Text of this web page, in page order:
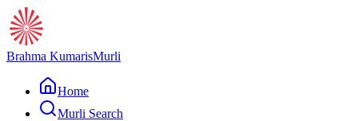
Brahma KumarisMurli
Home
Murli Search